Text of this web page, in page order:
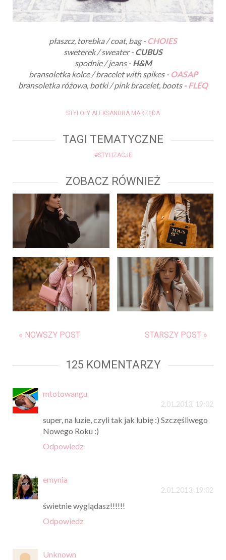
płaszcz, torebka / coat, bag - CHOIES
sweterek / sweater - CUBUS
spodnie / jeans - H&M
bransoletka kolce / bracelet with spikes - OASAP
bransoletka różowa, botki / pink bracelet, boots - FLEQ
STYLOLY ALEKSANDRA MARZĘDA
TAGI TEMATYCZNE
#STYLIZACJE
ZOBACZ RÓWNIEŻ
« NOWSZY POST STARSZY POST »
125 KOMENTARZY
mtotowangu
2.01.2013, 19:02
super, na luzie, czyli tak jak lubię :) Szczęśliwego
Nowego Roku :)
Odpowiedz
emynia
2.01.2013, 19:02
świetnie wyglądasz!!!!!!
Odpowiedz
Unknown